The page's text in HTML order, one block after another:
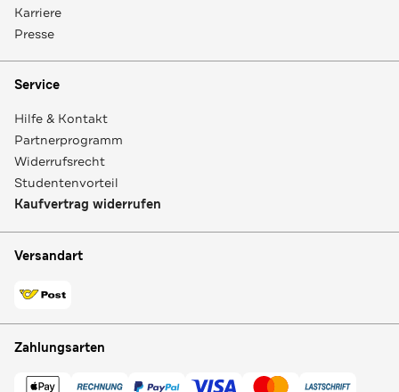
Karriere
Presse
Service
Hilfe & Kontakt
Partnerprogramm
Widerrufsrecht
Studentenvorteil
Kaufvertrag widerrufen
Versandart
Zahlungsarten